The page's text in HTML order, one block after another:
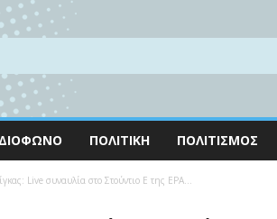
ΠΟΛΙΤΙΚΉ ΠΟΛΙΤΙΣΜΌΣ
Live συναυλία στο Στούντιο Ε της ΕΡΑ...